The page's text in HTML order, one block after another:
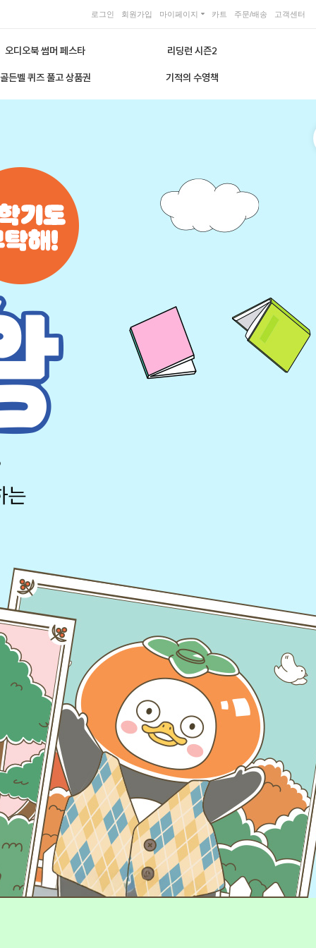
로그인 회원가입 마이페이지 카트 주문/배송 고객센터
오디오북 썸머 페스타 리딩런 시즌2
골든벨 퀴즈 풀고 상품권 기적의 수영책